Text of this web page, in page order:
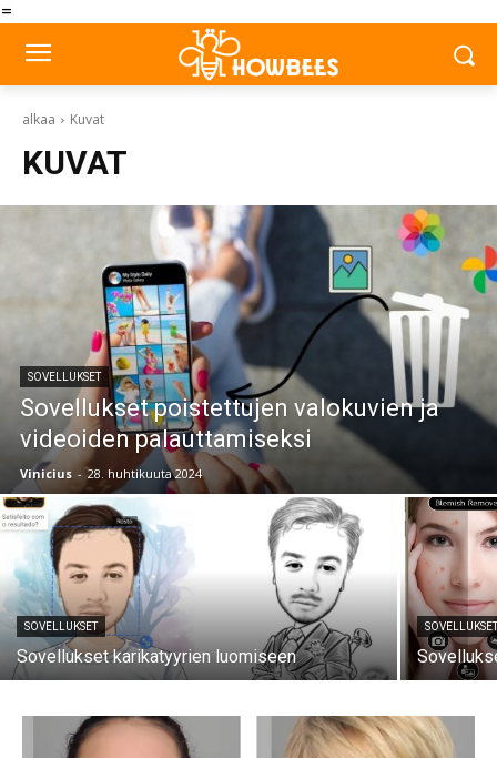
=
alkaa Kuvat
KUVAT
SOVELLUKSET
Sovellukset poistettujen valokuvien ja
videoiden palauttamiseksi
Vinicius - 28. huhtikuuta 2024
SOVELLUKSET
Sovellukset karikatyyrien luomiseen